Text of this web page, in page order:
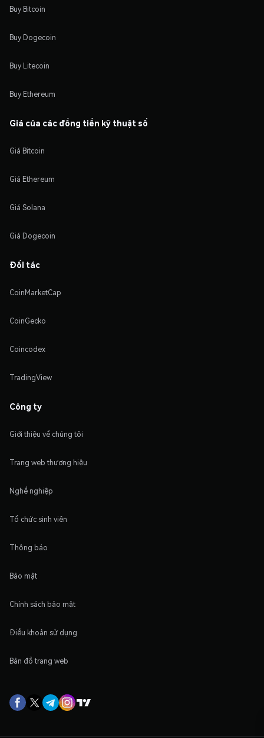
Buy Bitcoin
Buy Dogecoin
Buy Litecoin
Buy Ethereum
Giá của các đồng tiền kỹ thuật số
Giá Bitcoin
Giá Ethereum
Giá Solana
Giá Dogecoin
Đối tác
CoinMarketCap
CoinGecko
Coincodex
TradingView
Công ty
Giới thiệu về chúng tôi
Trang web thương hiệu
Nghề nghiệp
Tổ chức sinh viên
Thông báo
Bảo mật
Chính sách bảo mật
Điều khoản sử dụng
Bản đồ trang web